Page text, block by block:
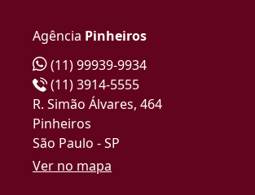
Agência Pinheiros
(11) 99939-9934
(11) 3914-5555
R. Simão Álvares, 464
Pinheiros
São Paulo - SP
Ver no mapa